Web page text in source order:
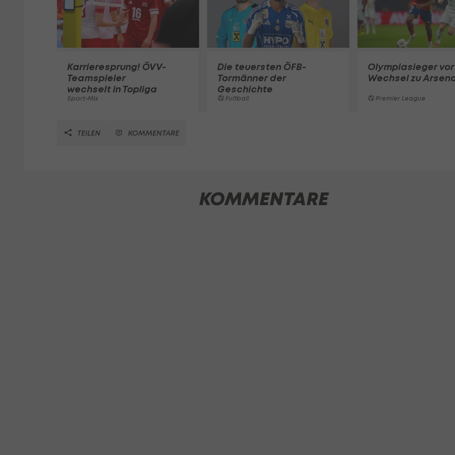
Karrieresprung! ÖVV-
Teamspieler
wechselt in Topliga
Sport-Mix
Die teuersten ÖFB-
Tormänner der
Geschichte
Fußball
Olympiasieger vor
Wechsel zu
Premier League
TEILEN KOMMENTARE
KOMMENTARE